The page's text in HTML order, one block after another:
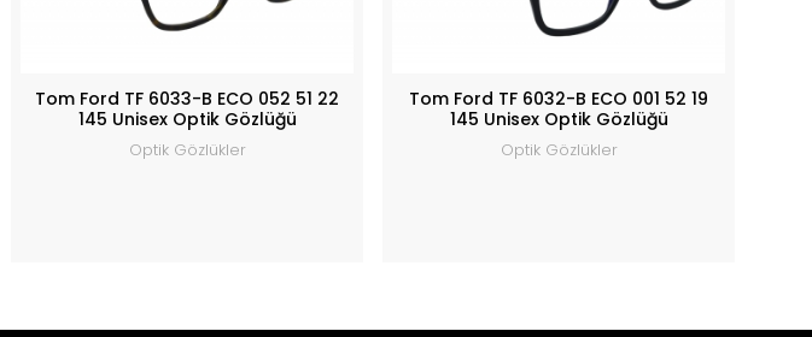
Tom Ford TF 6033-B ECO 052 51 22
145 Unisex Optik Gözlüğü
Optik Gözlükler
Tom Ford TF 6032-B ECO 001 52 19
145 Unisex Optik Gözlüğü
Optik Gözlükler